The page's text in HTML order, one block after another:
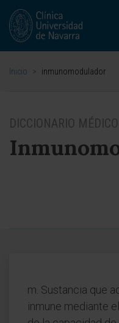
Inicio > inmunomodulador
DICCIONARIO MÉDICO
m. Sustancia que
inmune mediante